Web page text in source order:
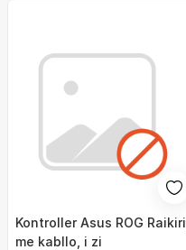
Kontroller Asus ROG Raikiri,
me kabllo, i zi